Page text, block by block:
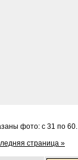
фото: с 31 по 60.
страница »